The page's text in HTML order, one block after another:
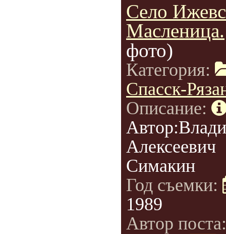
Село
Масленица.
фото)
Категория:
Спасск-
Описание:
Алексеевич
Симакин
Год съемки:
1989
Автор